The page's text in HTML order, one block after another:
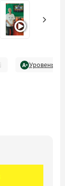
Уровень